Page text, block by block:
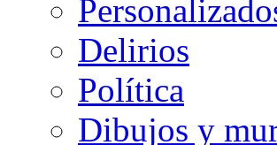
Delirios
Política
Dibujos y